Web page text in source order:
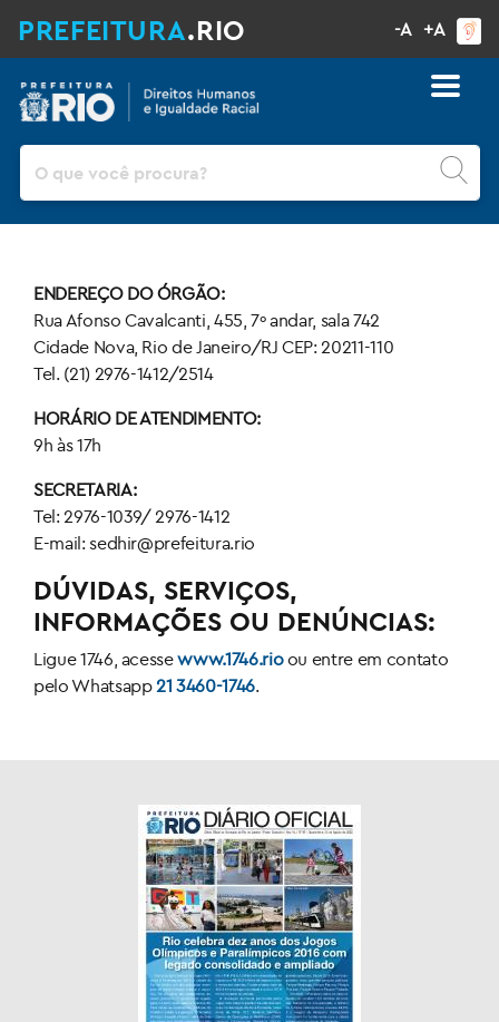
PREFEITURA.RIO -A +A
Pesquisar
ENDEREÇO DO ÓRGÃO:
Rua Afonso Cavalcanti, 455, 7º andar, sala 742
Cidade Nova, Rio de Janeiro/RJ CEP: 20211-110
Tel. (21) 2976-1412/2514
HORÁRIO DE ATENDIMENTO:
9h às 17h
SECRETARIA:
Tel: 2976-1039/ 2976-1412
E-mail: sedhir@prefeitura.rio
DÚVIDAS, SERVIÇOS,
INFORMAÇÕES OU DENÚNCIAS:
Ligue 1746, acessewww.1746.rioou entre em contato
pelo Whatsapp 21 3460-1746.